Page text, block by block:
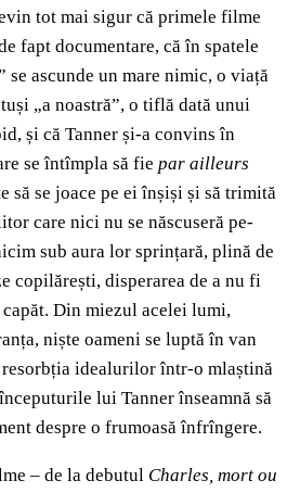
tot mai sigur că primele filme
fapt documentare, că în spatele
ascunde un mare nimic, o viață
„a noastră”, o tiflă dată unui
și că Tanner și-a convins în
se întîmpla să fie par ailleurs
să se joace pe ei înșiși și să trimită
care nici nu se născuseră pe-
sub aura lor sprințară, plină de
copilărești, disperarea de a nu fi
Din miezul acelei lumi,
niște oameni se luptă în van
idealurilor într-o mlaștină
lui Tanner înseamnă să
despre o frumoasă înfrîngere.
– de la debutul Charles, mort ou